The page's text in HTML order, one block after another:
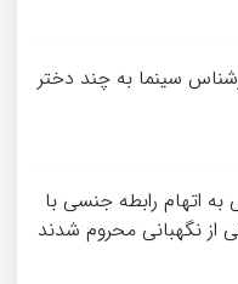
سینما به چند دختر
به اتهام رابطه جنسی با
از نگهبانی محروم شدند